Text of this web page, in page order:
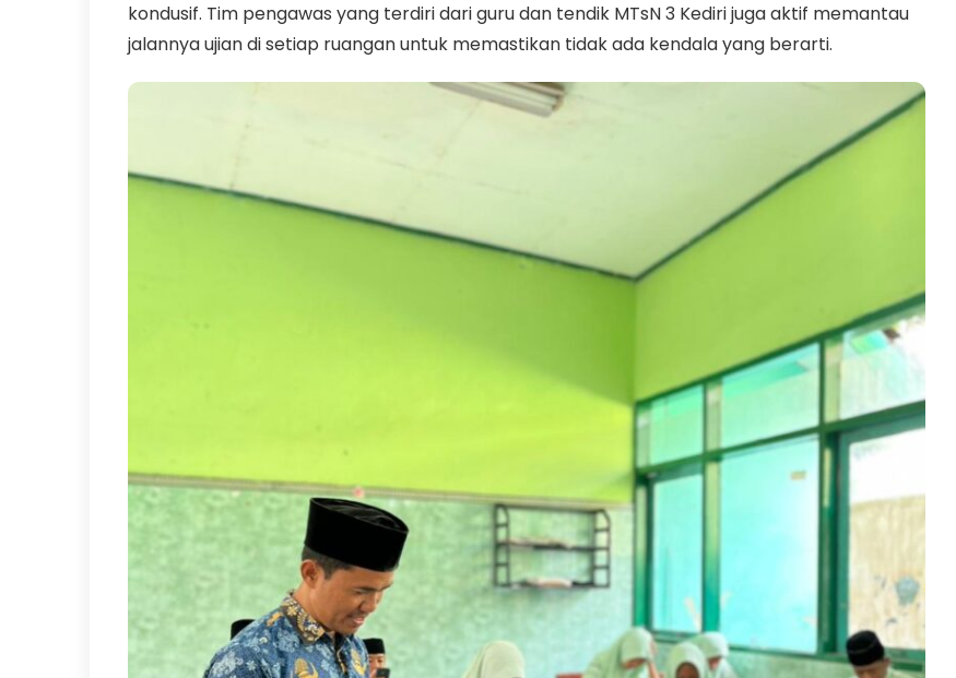
kondusif. Tim pengawas yang terdiri dari guru dan tendik MTsN 3 Kediri juga aktif memantau
jalannya ujian di setiap ruangan untuk memastikan tidak ada kendala yang berarti.